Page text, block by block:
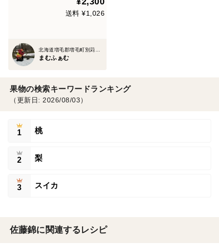
送料 ¥1,026
北海道増毛郡増毛町別苅608番地7
まむふぁむ
果物の検索キーワードランキング
（更新日: 2026/08/03）
1 桃
2 梨
3 スイカ
佐藤錦に関連するレシピ